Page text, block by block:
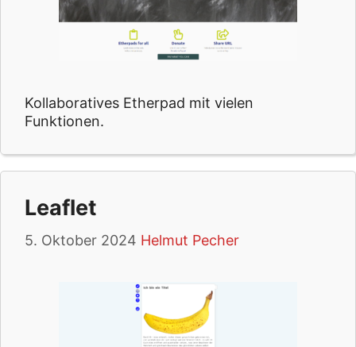
Kollaboratives Etherpad mit vielen
Funktionen.
Leaflet
5. Oktober 2024 Helmut Pecher